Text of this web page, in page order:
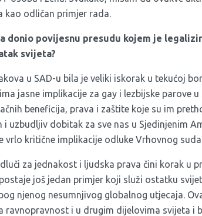
kao odličan primjer rada.
donio povijesnu presudu kojem je
svijeta?
u SAD-u bila je veliki iskorak u tekućoj
jasne implikacije za gay i lezbijske parove
beneficija, prava i zaštite koje su im
i uzbudljiv dobitak za sve nas u Sjedinjenim
vrlo kritične implikacije odluke Vrhovnog
za jednakost i ljudska prava čini korak u
još jedan primjer koji služi ostatku
njenog nesumnjivog globalnog utjecaja.
ravnopravnost i u drugim dijelovima svijeta i